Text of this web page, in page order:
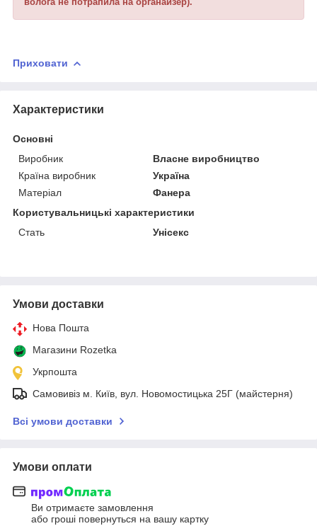
Приховати
Характеристики
Основні
Виробник
Власне виробництво
Країна виробник
Україна
Матеріал
Фанера
Користувальницькі характеристики
Стать
Унісекс
Умови доставки
Нова Пошта
Магазини Rozetka
Укрпошта
Самовивіз м. Київ, вул. Новомостицька 25Г (майстерня)
Всі умови доставки
Умови оплати
Ви отримаєте замовлення
або гроші повернуться на вашу картку